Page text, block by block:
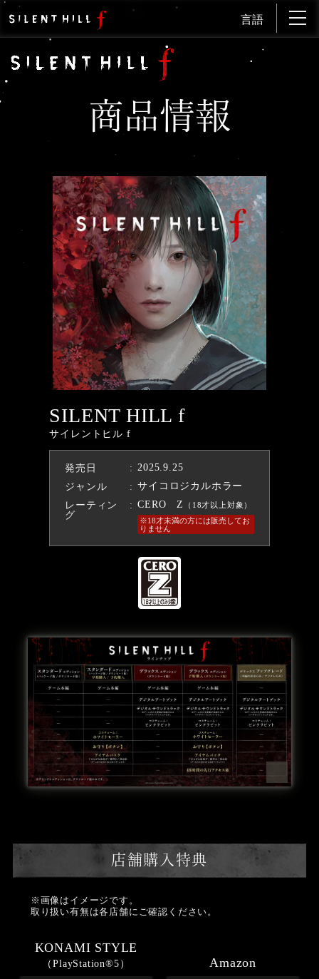
言語
商品情報
SILENT HILL f
サイレントヒル f
発売日
2025.9.25
ジャンル
サイコロジカルホラー
レーティン
グ
CERO Z
（18才以上対象）
※18才未満の方には販売してお
りません
店舗購入特典
※画像はイメージです。
取り扱い有無は各店舗にご確認ください。
KONAMI STYLE
（PlayStation®5） Amazon